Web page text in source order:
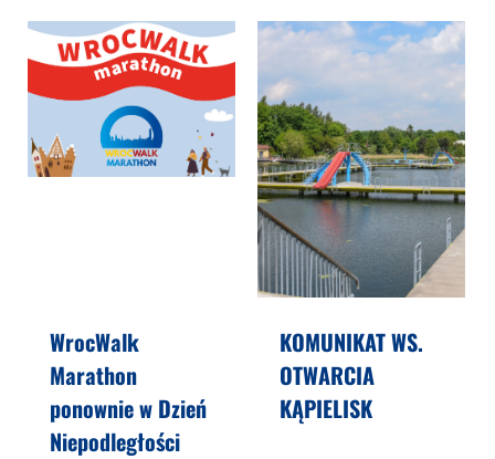
WrocWalk
Marathon
ponownie w Dzień
Niepodległości
KOMUNIKAT WS.
OTWARCIA
KĄPIELISK